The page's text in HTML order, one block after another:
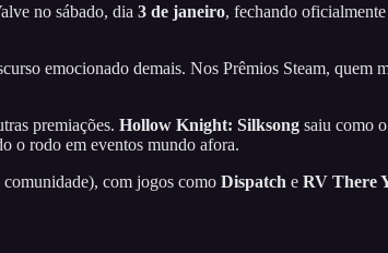
no sábado, dia 3 de janeiro, fechando
emocionado demais. Nos Prêmios Steam,
premiações. Hollow Knight: Silksong saiu como
o rodo em eventos mundo afora.
com jogos como Dispatch e RV There